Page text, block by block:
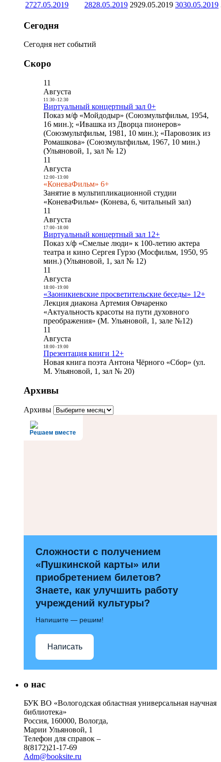
2727.05.2019 2828.05.2019 2929.05.2019 3030.05.2019
Сегодня
Сегодня нет событий
Скоро
11
Августа
11:30- 12:30
Виртуальный концертный зал 0+
Показ м/ф «Мойдодыр» (Союзмультфильм, 1954,
16 мин.); «Ивашка из Дворца пионеров»
(Союзмультфильм, 1981, 10 мин.); «Паровозик из
Ромашкова» (Союзмультфильм, 1967, 10 мин.)
(Ульяновой, 1, зал № 12)
11
Августа
12:00- 13:00
«КоневаФильм» 6+
Занятие в мультипликационной студии
«КоневаФильм» (Конева, 6, читальный зал)
11
Августа
17:00- 18:00
Виртуальный концертный зал 12+
Показ х/ф «Смелые люди» к 100-летию актера
театра и кино Сергея Гурзо (Мосфильм, 1950, 95
мин.) (Ульяновой, 1, зал № 12)
11
Августа
18:00- 19:00
«Заоникиевские просветительские беседы» 12+
Лекция диакона Артемия Овчаренко
«Актуальность красоты на пути духовного
преображения» (М. Ульяновой, 1, зале №12)
11
Августа
18:00- 19:00
Презентация книги 12+
Новая книга поэта Антона Чёрного «Сбор» (ул.
М. Ульяновой, 1, зал № 20)
Архивы
Архивы
Решаем вместе
Сложности с получением
«Пушкинской карты» или
приобретением билетов?
Знаете, как улучшить работу
учреждений культуры?
Напишите — решим!
Написать
о нас
БУК ВО «Вологодская областная универсальная научная
библиотека»
Россия, 160000, Вологда,
Марии Ульяновой, 1
Телефон для справок –
8(8172)21-17-69
Adm@booksite.ru